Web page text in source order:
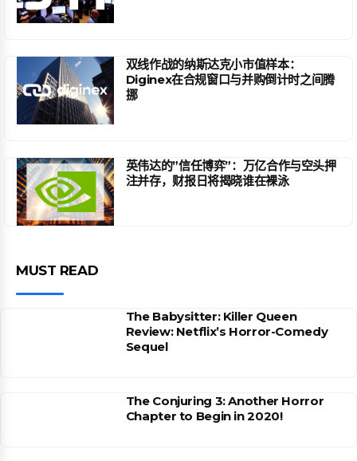
双线作战的纳斯达克小市值样本：
Diginex在合规窗口与并购倒计时之间腾
挪
英伟达的”信任博弈”：万亿合作与空头押
注并存，财报日将揭晓谁在裸泳
MUST READ
The Babysitter: Killer Queen
Review: Netflix’s Horror-Comedy
Sequel
The Conjuring 3: Another Horror
Chapter to Begin in 2020!